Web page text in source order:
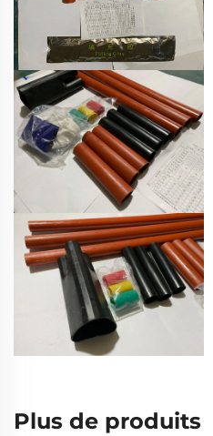
Plus de produits